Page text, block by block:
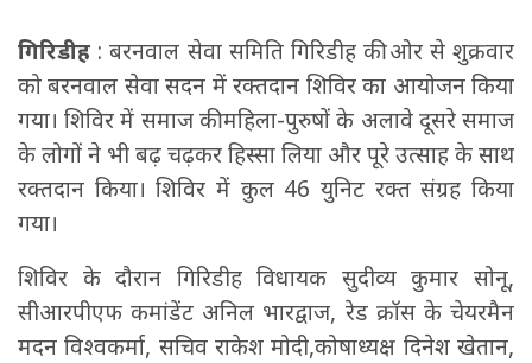
गिरिडीह : बरनवाल सेवा समिति गिरिडीह की ओर से शुक्रवार
को बरनवाल सेवा सदन में रक्तदान शिविर का आयोजन किया
गया। शिविर में समाज की महिला-पुरुषों के अलावे दूसरे समाज
के लोगों ने भी बढ़ चढ़कर हिस्सा लिया और पूरे उत्साह के साथ
रक्तदान किया। शिविर में कुल 46 युनिट रक्त संग्रह किया
गया।
शिविर के दौरान गिरिडीह विधायक सुदीव्य कुमार सोनू,
सीआरपीएफ कमांडेंट अनिल भारद्वाज, रेड क्रॉस के चेयरमैन
मदन विश्वकर्मा, सचिव राकेश मोदी,कोषाध्यक्ष दिनेश खेतान,